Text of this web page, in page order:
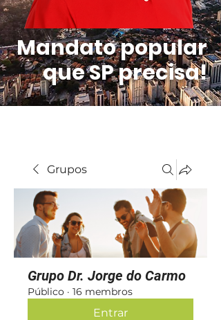
Mandato popular
que SP precisa!
Grupos
Grupo Dr. Jorge do Carmo
Público · 16 membros
Entrar